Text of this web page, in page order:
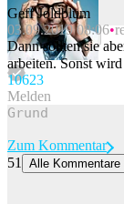
Beitrag melden
Geff Joldblum
03.09.2019 08:06
Dann sollten sie
arbeiten. Sonst
10623
Melden
Zum Kommentar
51
Alle Kommentare